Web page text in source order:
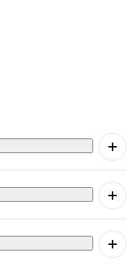
brać lekcje
w ustalonych
w pływaniu.